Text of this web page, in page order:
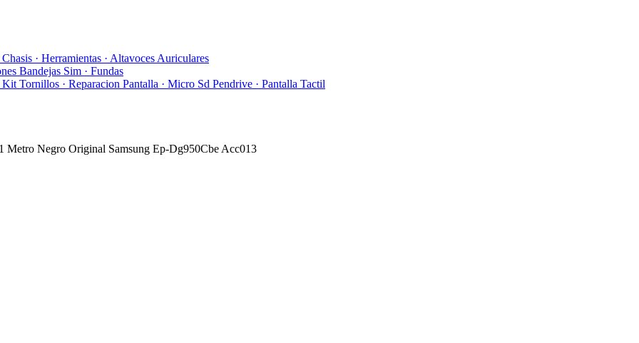
Chasis · Herramientas · Altavoces Auriculares
Bandejas Sim · Fundas
Kit Tornillos · Reparacion Pantalla · Micro Sd Pendrive · Pantalla Tactil
Metro Negro Original Samsung Ep-Dg950Cbe Acc013